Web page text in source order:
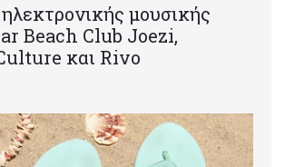
μουσικής
Beach Club Joezi,
και Rivo